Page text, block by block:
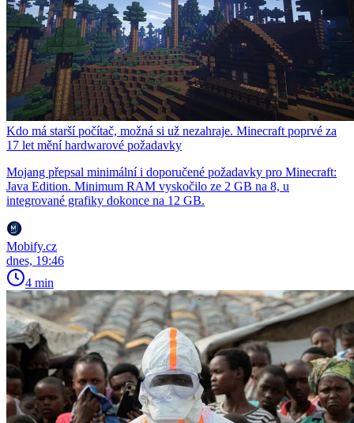
Kdo má starší počítač, možná si už nezahraje. Minecraft poprvé za
17 let mění hardwarové požadavky
Mojang přepsal minimální i doporučené požadavky pro Minecraft:
Java Edition. Minimum RAM vyskočilo ze 2 GB na 8, u
integrované grafiky dokonce na 12 GB.
Mobify.cz
dnes, 19:46
4 min